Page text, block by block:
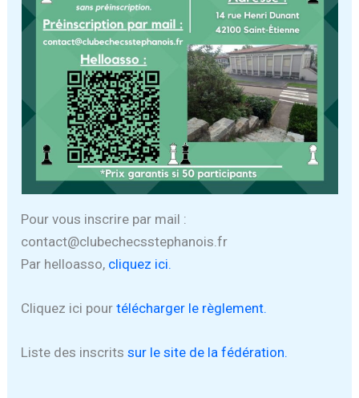
Pour vous inscrire par mail :
contact@clubechecsstephanois.fr
Par helloasso, cliquez ici.
Cliquez ici pourtélécharger le règlement.
Liste des inscritssur le site de la fédération.